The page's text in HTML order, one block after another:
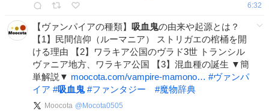
6:32
【ヴァンパイアの種類】 吸血鬼の由来や起源とは？
【1】民間信仰（ルーマニア） ストリガエの棺桶を開
ける理由 【2】ワラキア公国のヴラド3世 トランシル
ヴァニア地方、ワラキア公国 【3】混血種の誕生 ▼簡
単解説▼ moocota.com/vampire-mamono… #ヴァンパ
イア #吸血鬼 #ファンタジー #魔物辞典
Moocota @ Mocota0505